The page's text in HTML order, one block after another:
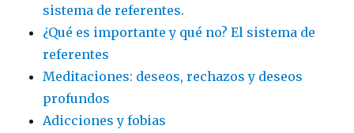
sistema de referentes.
¿Qué es importante y qué no? El sistema de
referentes
Meditaciones: deseos, rechazos y deseos
profundos
Adicciones y fobias